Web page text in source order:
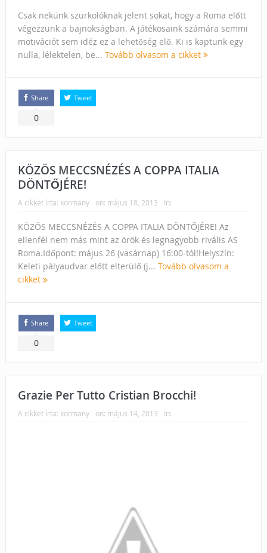
Csak nekünk szurkolóknak jelent sokat, hogy a Roma előtt
végezzünk a bajnokságban. A játékosaink számára semmi
motivációt sem idéz ez a lehetőség elő. Ki is kaptunk egy
nulla, lélektelen, be... Tovább olvasom a cikket
Share
0
Tweet
KÖZÖS MECCSNÉZÉS A COPPA ITALIA
DÖNTŐJÉRE!
A cikket írta: kormany on: május 18, 2013 In:
KÖZÖS MECCSNÉZÉS A COPPA ITALIA DÖNTŐJÉRE! Az
ellenfél nem más mint az örök és legnagyobb rivális AS
Roma.Időpont: május 26 (vasárnap) 16:00-tól!Helyszín:
Keleti pályaudvar előtt elterülő (j... Tovább olvasom a
cikket
Share
0
Tweet
Grazie Per Tutto Cristian Brocchi!
A cikket írta: kormany on: május 14, 2013 In: